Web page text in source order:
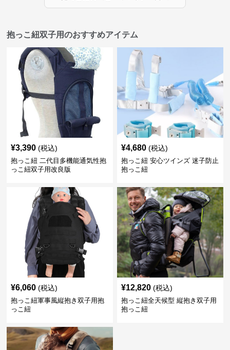
抱っこ紐双子用のおすすめアイテム
¥3,390 (税込)
抱っこ紐 二代目多機能通気性抱
っこ紐双子用改良版
¥4,680 (税込)
抱っこ紐 安心ツインズ 迷子防止
抱っこ紐
¥6,060 (税込)
抱っこ紐軍事風縦抱き双子用抱
っこ紐
¥12,820 (税込)
抱っこ紐全天候型 縦抱き双子用
抱っこ紐